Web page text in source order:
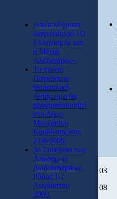
Αποτελέσματα
διαγωνισμού «Ο
Ελληνισμός και
ο Μέγας
Αλέξανδρος».
Το πρώτο
Παγκόσμιο
Θεσσαλικό
Αντάμωμα θα
πραγματοποιηθεί
στο Δήμο
Μουζακίου
Καρδίτσας στις
22/8/2009.
3ο Συνέδριο των
Αποδήμων
Δωδεκανησίων,
Ρόδος 1,2
Αυγούστου
2009.
03
08